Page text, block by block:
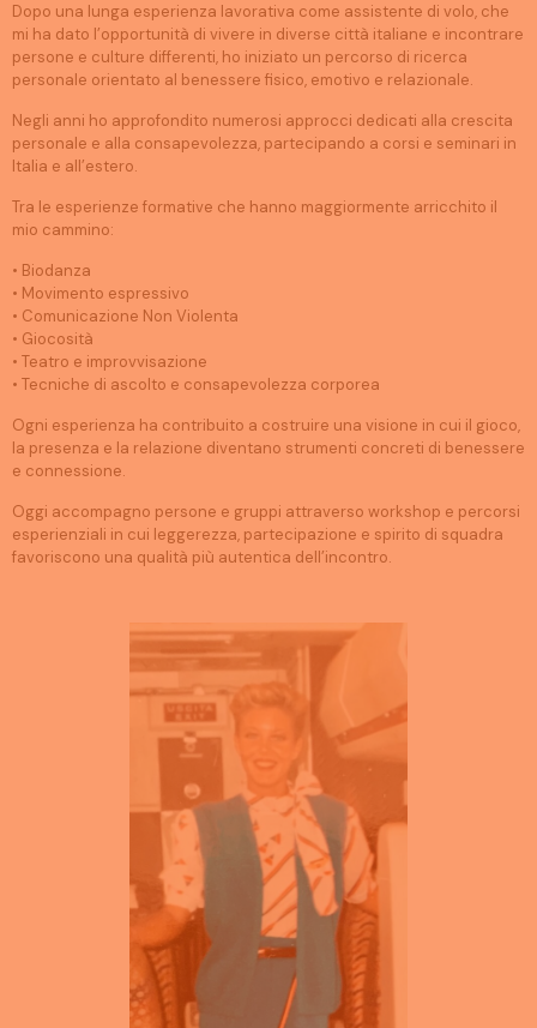
Dopo una lunga esperienza lavorativa come assistente di volo, che
mi ha dato l’opportunità di vivere in diverse città italiane e incontrare
persone e culture differenti, ho iniziato un percorso di ricerca
personale orientato al benessere fisico, emotivo e relazionale.
Negli anni ho approfondito numerosi approcci dedicati alla crescita
personale e alla consapevolezza, partecipando a corsi e seminari in
Italia e all’estero.
Tra le esperienze formative che hanno maggiormente arricchito il
mio cammino:
• Biodanza
• Movimento espressivo
• Comunicazione Non Violenta
• Giocosità
• Teatro e improvvisazione
• Tecniche di ascolto e consapevolezza corporea
Ogni esperienza ha contribuito a costruire una visione in cui il gioco,
la presenza e la relazione diventano strumenti concreti di benessere
e connessione.
Oggi accompagno persone e gruppi attraverso workshop e percorsi
esperienziali in cui leggerezza, partecipazione e spirito di squadra
favoriscono una qualità più autentica dell’incontro.